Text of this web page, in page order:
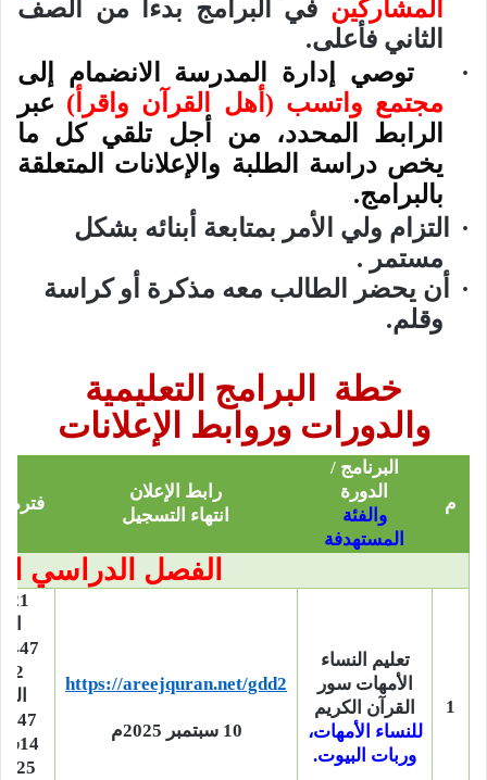
المشاركين في البرامج بدءا من الصف
الثاني فأعلى.
·
توصي إدارة المدرسة الانضمام إلى
مجتمع واتسب (أهل القرآن واقرأ) عبر
الرابط المحدد، من أجل تلقي كل ما
يخص دراسة الطلبة والإعلانات المتعلقة
بالبرامج.
·
التزام ولي الأمر بمتابعة أبنائه بشكل
مستمر .
·
أن يحضر الطالب معه مذكرة أو كراسة
وقلم.
خطة
البرامج التعليمية
والدورات وروابط الإعلانات
م
البرنامج /
الدورة
والفئة
المستهدفة
رابط الإعلان
انتهاء التسجيل
فترة
الفصل الدراسي
1
تعليم النساء
الأمهات سور
القرآن الكريم
للنساء الأمهات،
وربات البيوت.
https://areejquran.net/gdd2
10 سبتمبر 2025م
1447هـ
1447هـ
2025م